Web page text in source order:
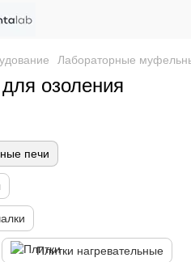
Лабораторные
озоления
печи
Плитки нагревательные